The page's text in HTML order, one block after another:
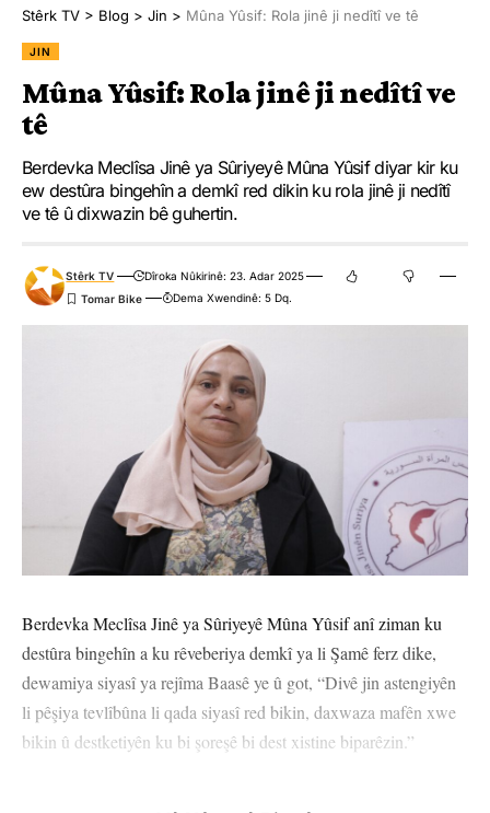
Stêrk TV > Blog > Jin > Mûna Yûsif: Rola jinê ji nedîtî ve tê
JIN
Mûna Yûsif: Rola jinê ji nedîtî ve
tê
Berdevka Meclîsa Jinê ya Sûriyeyê Mûna Yûsif diyar kir ku
ew destûra bingehîn a demkî red dikin ku rola jinê ji nedîtî
ve tê û dixwazin bê guhertin.
Stêrk TV
Dîroka Nûkirinê: 23. Adar 2025
Dema Xwendinê: 5 Dq.
Berdevka Meclîsa Jinê ya Sûriyeyê Mûna Yûsif anî ziman ku
destûra bingehîn a ku rêveberiya demkî ya li Şamê ferz dike,
dewamiya siyasî ya rejîma Baasê ye û got, “Divê jin astengiyên
li pêşiya tevlîbûna li qada siyasî red bikin, daxwaza mafên xwe
bikin û destketiyên ku bi şoreşê bi dest xistine biparêzin.”